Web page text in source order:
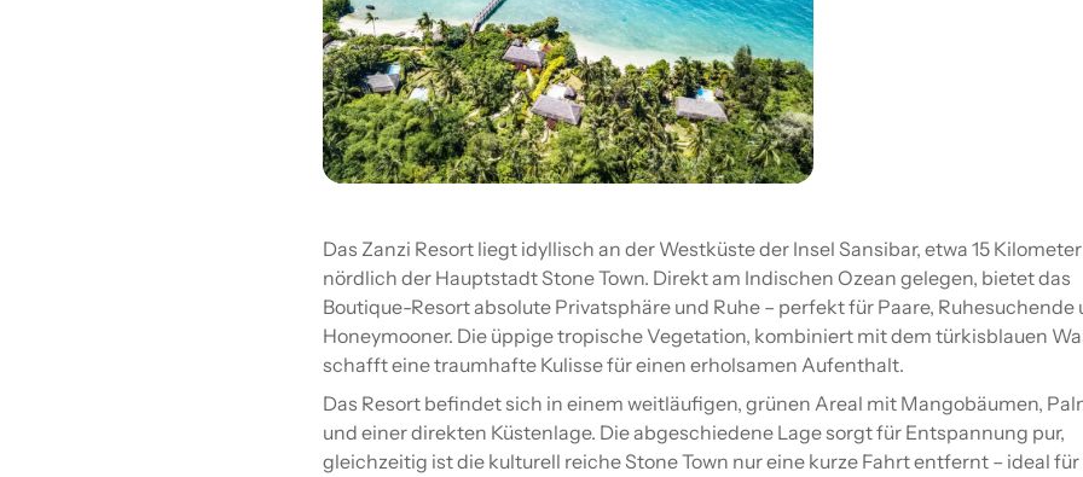
Das Zanzi Resort liegt idyllisch an der Westküste der Insel Sansibar, etwa 15 Kilometer
nördlich der Hauptstadt Stone Town. Direkt am Indischen Ozean gelegen, bietet das
Boutique-Resort absolute Privatsphäre und Ruhe – perfekt für Paare, Ruhesuchende
Honeymooner. Die üppige tropische Vegetation, kombiniert mit dem türkisblauen
schafft eine traumhafte Kulisse für einen erholsamen Aufenthalt.
Das Resort befindet sich in einem weitläufigen, grünen Areal mit Mangobäumen,
und einer direkten Küstenlage. Die abgeschiedene Lage sorgt für Entspannung pur,
gleichzeitig ist die kulturell reiche Stone Town nur eine kurze Fahrt entfernt – ideal für